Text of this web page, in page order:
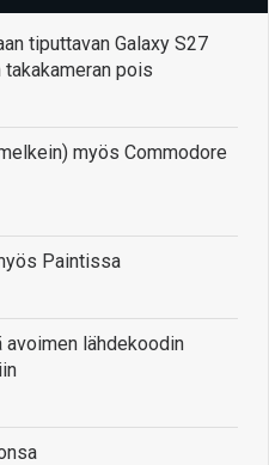
tiputtavan Galaxy S27
takakameran pois
myös Commodore
Paintissa
avoimen lähdekoodin